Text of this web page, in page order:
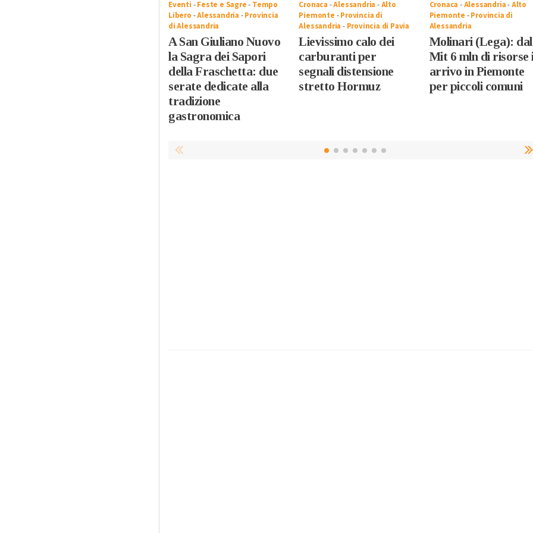
Eventi -Feste e Sagre- Tempo
Libero -Alessandria -Provincia
di Alessandria
A San Giuliano Nuovo
la Sagra dei Sapori
della Fraschetta: due
serate dedicate alla
tradizione
gastronomica
Cronaca -Alessandria -Alto
Piemonte -Provincia di
Alessandria - Provincia di Pavia
Lievissimo calo dei
carburanti per
segnali distensione
stretto Hormuz
Cronaca -Alessandria-Alto
Piemonte -Provincia di
Alessandria
Molinari (Lega): dal
Mit 6 mln di risorse
arrivo in Piemonte
per piccoli comuni